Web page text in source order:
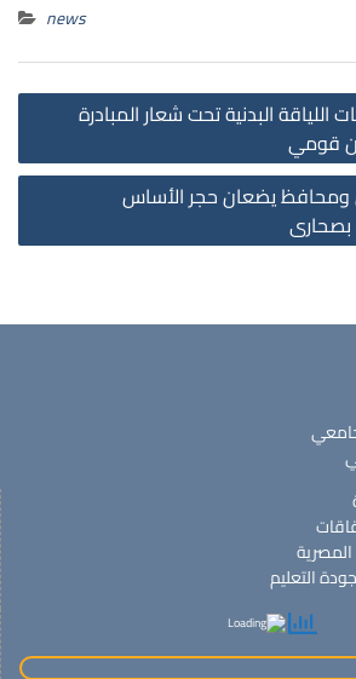
news
اللياقة البدنية تحت شعار المبادرة
قومي
ومحافظ يضعان حجر الأساس
بصحارى
التعليم